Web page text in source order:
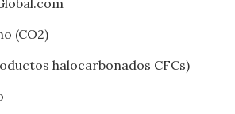
(CO2)
halocarbonados CFCs)